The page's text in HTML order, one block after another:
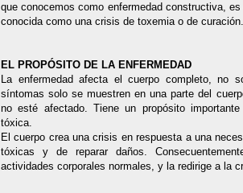
que conocemos como enfermedad constructiva,
conocida como una crisis de toxemia o de curación.
EL PROPÓSITO DE LA ENFERMEDAD
La enfermedad afecta el cuerpo completo, no
síntomas solo se muestren en una parte del
no esté afectado. Tiene un propósito
tóxica.
El cuerpo crea una crisis en respuesta a una
tóxicas y de reparar daños.
actividades corporales normales, y la redirige a la